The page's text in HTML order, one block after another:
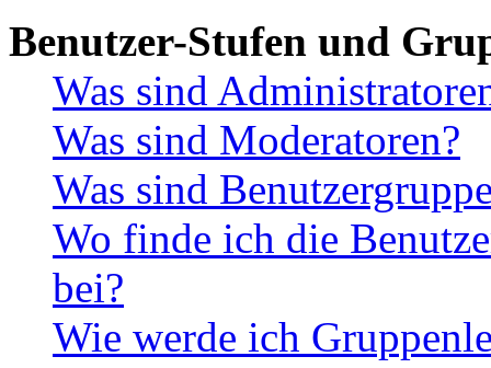
Benutzer-Stufen und
Was sind
Was sind Moderatoren?
Was sind
Wo finde ich die
bei?
Wie werde ich